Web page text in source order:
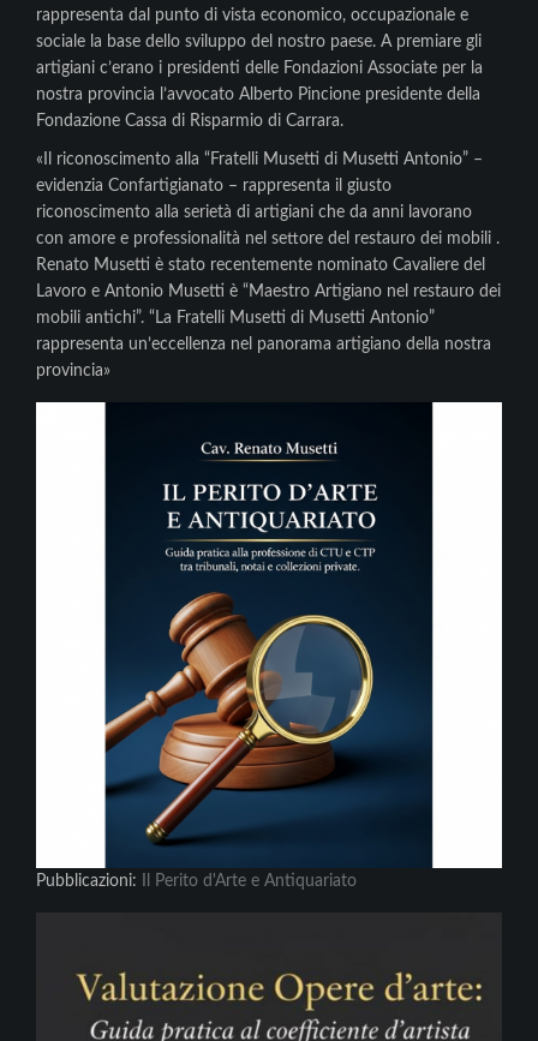
rappresenta dal punto di vista economico, occupazionale e
sociale la base dello sviluppo del nostro paese. A premiare gli
artigiani c’erano i presidenti delle Fondazioni Associate per la
nostra provincia l’avvocato Alberto Pincione presidente della
Fondazione Cassa di Risparmio di Carrara.
«Il riconoscimento alla “Fratelli Musetti di Musetti Antonio” –
evidenzia Confartigianato – rappresenta il giusto
riconoscimento alla serietà di artigiani che da anni lavorano
con amore e professionalità nel settore del restauro dei mobili .
Renato Musetti è stato recentemente nominato Cavaliere del
Lavoro e Antonio Musetti è “Maestro Artigiano nel restauro dei
mobili antichi”. “La Fratelli Musetti di Musetti Antonio”
rappresenta un’eccellenza nel panorama artigiano della nostra
provincia»
Pubblicazioni: Il Perito d'Arte e Antiquariato